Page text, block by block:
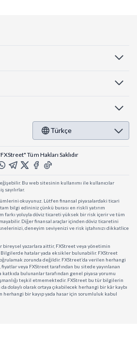
Türkçe
Tüm Hakları Saklıdır
Bu web sitesinin kullanımı ile kullanıcılar
sayılırlar.
okuyunuz. Lütfen finansal piyasalardaki ticari
bilgi edininiz çünkü burası en riskli yatırım
farkı yoluyla döviz ticareti yüksek bir risk içerir ve tüm
Diğer finansal araçlar içinden döviz ticaretini
deneyim seviyenizi ve risk iştahınızı dikkatlice
bireysel yazarlara aittir, FXStreet veya yönetimin
hatalar yada eksikler bulunabilir. FXStreet
zorunda değildir. FXStreet’da verilen herhangi
fiyatlar veya FXStreet tarafından bu sitede yayınlanan
katkıda bulunanlar tarafından genel piyasa yorumu
teşkil etmemektedir. FXStreet bu tür bilgilerin
dolaylı olarak ortaya çıkabilecek herhangi bir kâr kaybı
herhangi bir kayıp yada hasar için sorumluluk kabul